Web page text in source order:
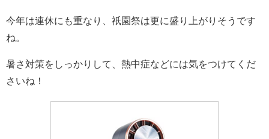
今年は連休にも重なり、祇園祭は更に盛り上がりそうです
ね。
暑さ対策をしっかりして、熱中症などには気をつけてくだ
さいね！